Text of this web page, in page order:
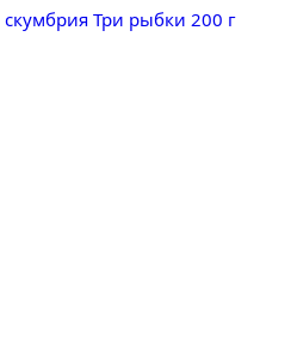
Три рыбки 200 г